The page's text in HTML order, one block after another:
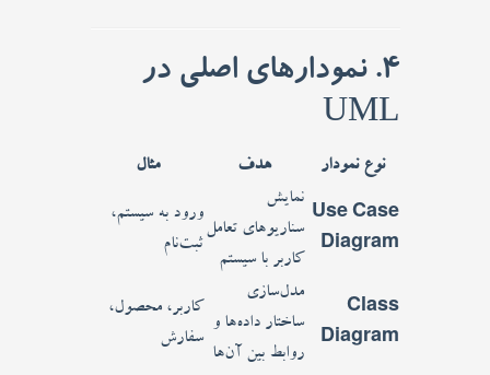
4. نمودارهای اصلی در
UML
نوع نمودار هدف مثال
Use Case
Diagram
نمایش
سناریوهای تعامل
کاربر با سیستم
ورود به سیستم،
ثبت‌نام
Class
Diagram
مدل‌سازی
ساختار داده‌ها و
روابط بین آن‌ها
کاربر، محصول،
سفارش